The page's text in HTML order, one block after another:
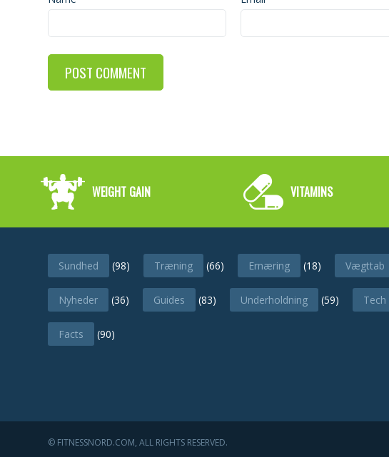
WEIGHT GAIN VITAMINS
CATEGORIES
Sundhed (98) Træning (66) Ernæring (18) Vægttab
Nyheder (36) Guides (83) Underholdning (59) Tech
Facts (90)
© FITNESSNORD.COM, ALL RIGHTS RESERVED.